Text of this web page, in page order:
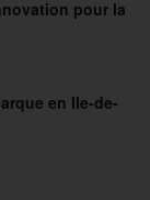
pour la
en Ile-de-